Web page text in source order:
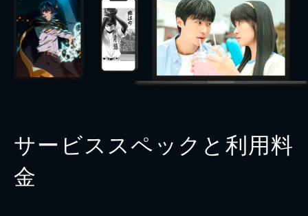
サービススペックと利用料
金